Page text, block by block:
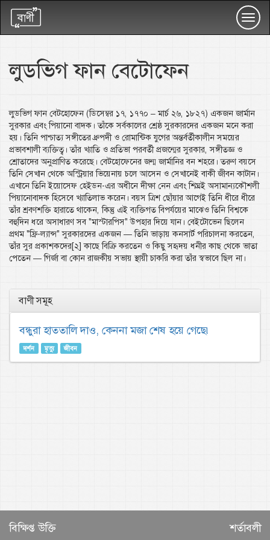
লুডভিগ ফান বেটোফেন
লুডভিগ ফান বেটহোফেন (ডিসেম্বর ১৭, ১৭৭০ – মার্চ ২৬, ১৮২৭) একজন জার্মান
সুরকার এবং পিয়ানো বাদক। তাঁকে সর্বকালের শ্রেষ্ঠ সুরকারদের একজন মনে করা
হয়। তিনি পাশ্চাত্য সঙ্গীতের ধ্রুপদী ও রোমান্টিক যুগের অন্তর্বর্তীকালীন সময়ের
প্রভাবশালী ব্যক্তিত্ব। তাঁর খ্যাতি ও প্রতিভা পরবর্তী প্রজন্মের সুরকার, সঙ্গীতজ্ঞ ও
শ্রোতাদের অনুপ্রাণিত করেছে। বেটহোফেনের জন্ম জার্মানির বন শহরে। তরুণ বয়সে
তিনি সেখান থেকে অস্ট্রিয়ার ভিয়েনায় চলে আসেন ও সেখানেই বাকী জীবন কাটান।
এখানে তিনি ইয়োসেফ হেইডন-এর অধীনে দীক্ষা নেন এবং শিঘ্রই অসামান্যকৌশলী
পিয়ানোবাদক হিসেবে খ্যাতিলাভ করেন। বয়স ত্রিশ ছোঁয়ার আগেই তিনি ধীরে ধীরে
তাঁর শ্রবণশক্তি হারাতে থাকেন, কিন্তু এই ব্যক্তিগত বিপর্যয়ের মাঝেও তিনি বিশ্বকে
বহুদিন ধরে অসাধারণ সব "মাস্টারপিস" উপহার দিয়ে যান। বেইটোভেন ছিলেন
প্রথম "ফ্রি-ল্যান্স" সুরকারদের একজন — তিনি ভাড়ায় কনসার্ট পরিচালনা করতেন,
তাঁর সুর প্রকাশকদের[২] কাছে বিক্রি করতেন ও কিছু সহৃদয় ধনীর কাছ থেকে ভাতা
পেতেন — গির্জা বা কোন রাজকীয় সভায় স্থায়ী চাকরি করা তাঁর স্বভাবে ছিল না।
বাণী সমূহ
বন্ধুরা হাততালি দাও, কেননা মজা শেষ হয়ে গেছে৷
দর্শন মৃত্যু জীবন
বিক্ষিপ্ত উক্তি শর্তাবলী